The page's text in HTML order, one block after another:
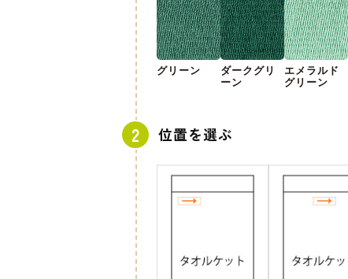
グリーン
ダークグリ
ーン
エメラルド
グリーン
位置を選ぶ